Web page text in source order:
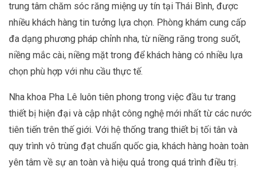
trung tâm chăm sóc răng miệng uy tín tại Thái Bình, được
nhiều khách hàng tin tưởng lựa chọn. Phòng khám cung cấp
đa dạng phương pháp chỉnh nha, từ niềng răng trong suốt,
niềng mắc cài, niềng mặt trong để khách hàng có nhiều lựa
chọn phù hợp với nhu cầu thực tế.
Nha khoa Pha Lê luôn tiên phong trong việc đầu tư trang
thiết bị hiện đại và cập nhật công nghệ mới nhất từ các nước
tiên tiến trên thế giới. Với hệ thống trang thiết bị tối tân và
quy trình vô trùng đạt chuẩn quốc gia, khách hàng hoàn toàn
yên tâm về sự an toàn và hiệu quả trong quá trình điều trị.